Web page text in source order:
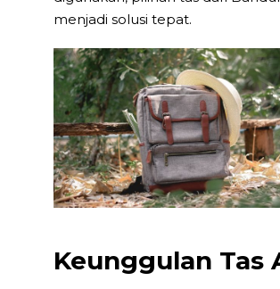
menjadi solusi tepat.
Keunggulan Tas